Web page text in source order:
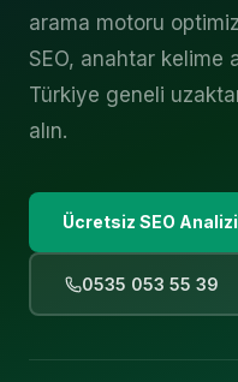
arama motoru
SEO, anahtar kelime
Türkiye geneli
alın.
Ücretsiz SEO Analizi
0535 053 55 39